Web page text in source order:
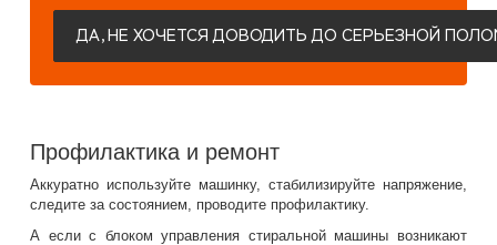
ДА, НЕ ХОЧЕТСЯ ДОВОДИТЬ ДО СЕРЬЕЗНОЙ
Профилактика и ремонт
Аккуратно используйте машинку, стабилизируйте напряжение,
следите за состоянием, проводите профилактику.
А если с блоком управления стиральной машины возникают